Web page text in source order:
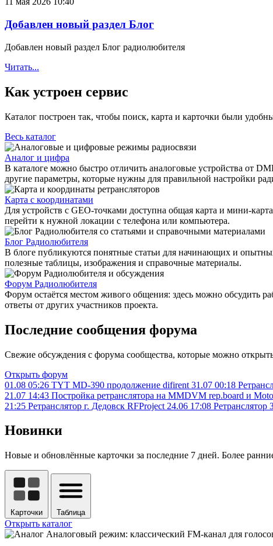
Добавлен новый раздел Блог
Добавлен новый раздел Блог радиолюбителя
Читать...
Как устроен сервис
Каталог построен так, чтобы поиск, карта и карточки были
Весь каталог
Аналог и цифра
В каталоге можно быстро отличить аналоговые устройства от
другие параметры, которые нужны для правильной настройки
Карта с координатами
Для устройств с GEO-точками доступна общая карта и мини-
перейти к нужной локации с телефона или компьютера.
Блог Радиолюбителя
В блоге публикуются понятные статьи для начинающих и
полезные таблицы, изображения и справочные материалы.
Форум Радиолюбителя
Форум остаётся местом живого общения: здесь можно обсудить
ответы от других участников проекта.
Последние сообщения форума
Свежие обсуждения с форума сообщества, которые можно
Открыть форум
01.08 05:26 TYT MD-390 продолжение difirent 31.07 00:18
21.07 14:43 Постройка ретранслятора на MMDVM rep.board и
21:25 Ретранслятор г. Дедовск RFProject 24.06 17:08 Ретранслятор
Новинки
Новые и обновлённые карточки за последние 7 дней. Более
Карточки Таблица
Открыть каталог
Аналоговый режим: классический FM-канал для